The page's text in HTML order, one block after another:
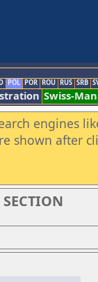
POL POR ROU RUS SRB
Swiss-
engines
shown after